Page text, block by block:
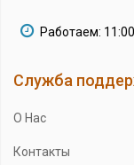
Работаем:
Служба
О Нас
Контакты